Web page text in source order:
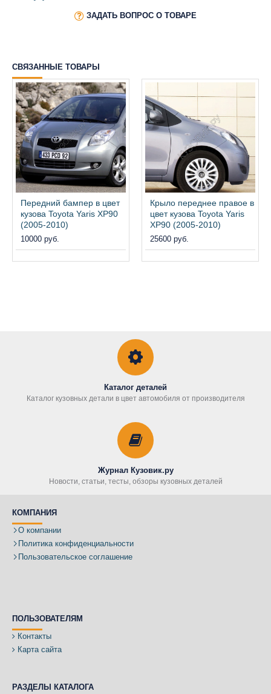
ЗАДАТЬ ВОПРОС О ТОВАРЕ
СВЯЗАННЫЕ ТОВАРЫ
Передний бампер в цвет
кузова Toyota Yaris XP90
(2005-2010)
10000 руб.
Крыло переднее правое в
цвет кузова Toyota Yaris
XP90 (2005-2010)
25600 руб.
Каталог деталей
Каталог кузовных детали в цвет автомобиля от производителя
Журнал Кузовик.ру
Новости, статьи, тесты, обзоры кузовных деталей
КОМПАНИЯ
О компании
Политика конфиденциальности
Пользовательское соглашение
ПОЛЬЗОВАТЕЛЯМ
Контакты
Карта сайта
РАЗДЕЛЫ КАТАЛОГА